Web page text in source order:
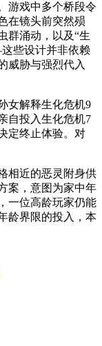
游戏中多个桥段令
在镜头前突然殒
群涌动，以及“生
些设计并非依赖
威胁与强烈代入
女解释生化危机9
自投入生化危机7
定终止体验。对
相近的恶灵附身供
案，意图为家中年
一位高龄玩家仍能
龄界限的投入，本